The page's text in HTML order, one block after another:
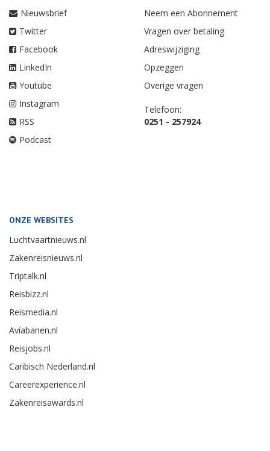
Nieuwsbrief
Twitter
Facebook
LinkedIn
Youtube
Instagram
RSS
Podcast
Neem een Abonnement
Vragen over betaling
Adreswijziging
Opzeggen
Overige vragen
Telefoon:
0251 - 257924
ONZE WEBSITES
Luchtvaartnieuws.nl
Zakenreisnieuws.nl
Triptalk.nl
Reisbizz.nl
Reismedia.nl
Aviabanen.nl
Reisjobs.nl
Caribisch Nederland.nl
Careerexperience.nl
Zakenreisawards.nl